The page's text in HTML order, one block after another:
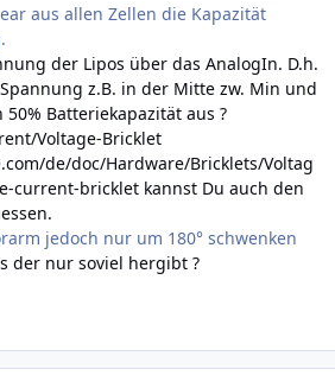
aus allen Zellen die Kapazität
der Lipos über das AnalogIn. D.h.
z.B. in der Mitte zw. Min und
Batteriekapazität aus ?
Voltage-Bricklet
de/doc/Hardware/Bricklets/Voltag
current-bricklet kannst Du auch den
jedoch nur um 180° schwenken
der nur soviel hergibt ?